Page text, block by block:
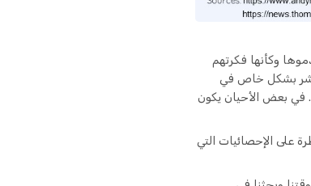
وكأنها فكرتهم
بشكل خاص في
في بعض الأحيان يكون
على الإحصائيات التي